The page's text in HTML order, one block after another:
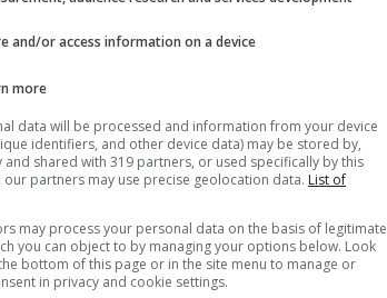
and/or access information on a device
more
data will be processed and information from your device
identifiers, and other device data) may be stored by,
and shared with 319 partners, or used specifically by this
our partners may use precise geolocation data. List of
may process your personal data on the basis of legitimate
you can object to by managing your options below. Look
bottom of this page or in the site menu to manage or
in privacy and cookie settings.